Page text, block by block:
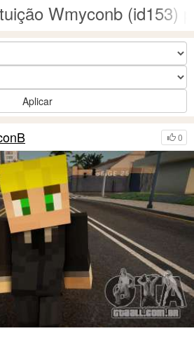
Wmyconb (id153)
Aplicar
0